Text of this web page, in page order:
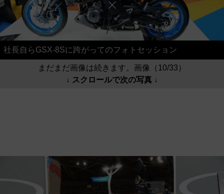
社長自らGSX-8Sに跨がってのフォトセッション
まだまだ画像は続きます。画像（10/33）
↓ スクロールで次の写真 ↓